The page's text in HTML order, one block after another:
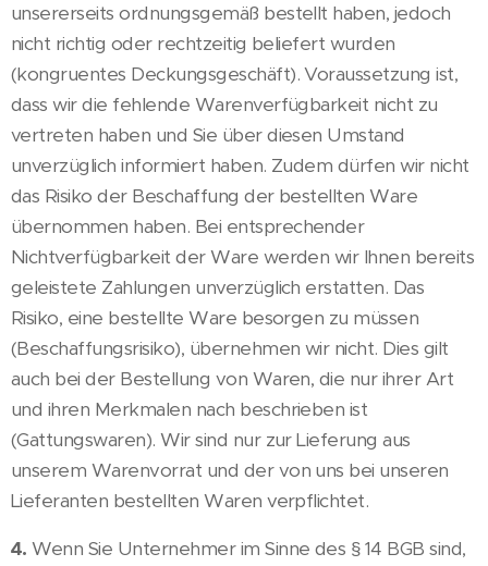
unsererseits ordnungsgemäß bestellt haben, jedoch
nicht richtig oder rechtzeitig beliefert wurden
(kongruentes Deckungsgeschäft). Voraussetzung ist,
dass wir die fehlende Warenverfügbarkeit nicht zu
vertreten haben und Sie über diesen Umstand
unverzüglich informiert haben. Zudem dürfen wir nicht
das Risiko der Beschaffung der bestellten Ware
übernommen haben. Bei entsprechender
Nichtverfügbarkeit der Ware werden wir Ihnen bereits
geleistete Zahlungen unverzüglich erstatten. Das
Risiko, eine bestellte Ware besorgen zu müssen
(Beschaffungsrisiko), übernehmen wir nicht. Dies gilt
auch bei der Bestellung von Waren, die nur ihrer Art
und ihren Merkmalen nach beschrieben ist
(Gattungswaren). Wir sind nur zur Lieferung aus
unserem Warenvorrat und der von uns bei unseren
Lieferanten bestellten Waren verpflichtet.
4. Wenn Sie Unternehmer im Sinne des § 14 BGB sind,